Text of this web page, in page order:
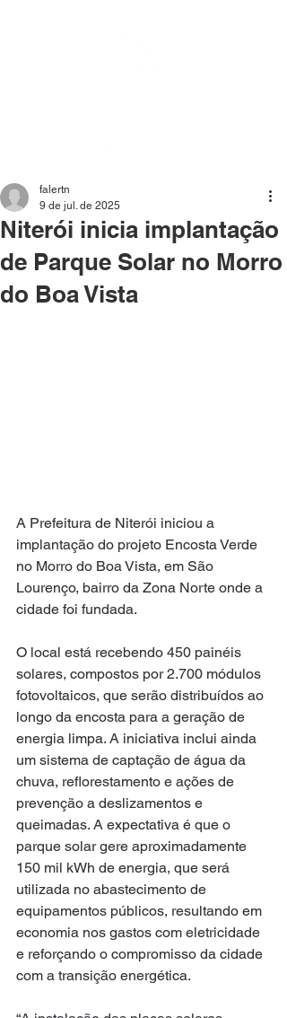
Niterói inicia implantação
de Parque Solar no Morro
do Boa Vista
falertn
9 de jul. de 2025
A Prefeitura de Niterói iniciou a
implantação do projeto Encosta Verde
no Morro do Boa Vista, em São
Lourenço, bairro da Zona Norte onde a
cidade foi fundada.
O local está recebendo 450 painéis
solares, compostos por 2.700 módulos
fotovoltaicos, que serão distribuídos ao
longo da encosta para a geração de
energia limpa. A iniciativa inclui ainda
um sistema de captação de água da
chuva, reflorestamento e ações de
prevenção a deslizamentos e
queimadas. A expectativa é que o
parque solar gere aproximadamente
150 mil kWh de energia, que será
utilizada no abastecimento de
equipamentos públicos, resultando em
economia nos gastos com eletricidade
e reforçando o compromisso da cidade
com a transição energética.